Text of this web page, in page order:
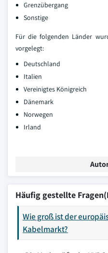
Grenzübergang
Sonstige
Für die folgenden Länder
vorgelegt:
Deutschland
Italien
Vereinigtes Königreich
Dänemark
Norwegen
Irland
Häufig gestellte
Wie groß ist der
Kabelmarkt?